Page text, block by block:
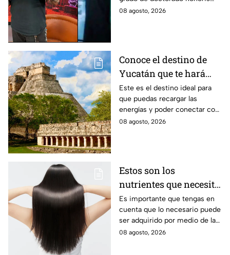
cazafantasmas recibió
causa. El cazafantasmas será
08 agosto, 2026
Conoce el destino de
Yucatán que te hará
desconectarte de la
rutina
Este es el destino ideal para
que puedas recargar las
energías y poder conectar con
naturaleza.
08 agosto, 2026
Estos son los
nutrientes que necesita
tu cabello a partir de
los 40 años
Es importante que tengas en
cuenta que lo necesario puede
ser adquirido por medio de la
alimentación.
08 agosto, 2026